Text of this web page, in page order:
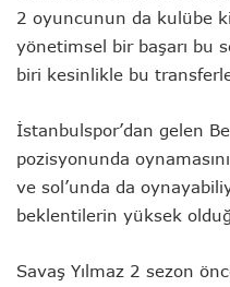
2 oyuncunun da kulübe
yönetimsel bir başarı bu
biri kesinlikle bu
İstanbulspor’dan gelen
pozisyonunda
ve sol’unda da
beklentilerin yüksek
Savaş Yılmaz 2 sezon